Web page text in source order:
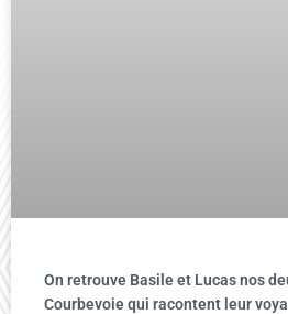
On retrouve Basile et Lucas nos
Courbevoie qui racontent leur